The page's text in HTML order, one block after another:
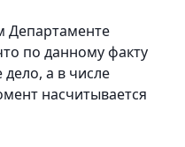
Департаменте
по данному факту
а в числе
насчитывается